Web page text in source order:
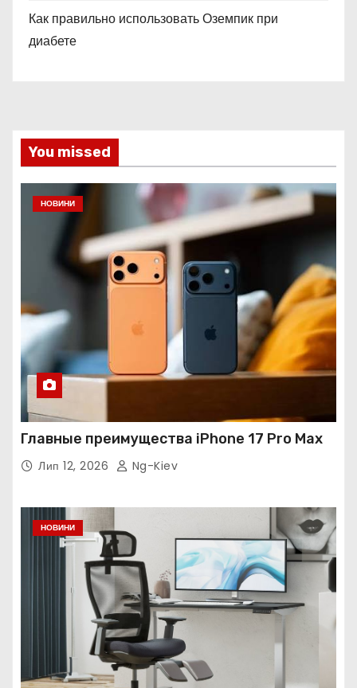
Как правильно использовать Оземпик при
диабете
You missed
НОВИНИ
Главные преимущества iPhone 17 Pro Max
Лип 12, 2026 Ng-Kiev
НОВИНИ